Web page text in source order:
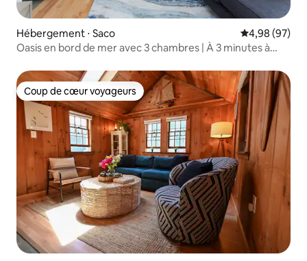
Hébergement ⋅ Saco Évaluation
4,98 (97)
Oasis en bord de mer avec 3 chambres | À 3 minutes à
Coup de cœur voyageurs
Coup de cœur voyageurs